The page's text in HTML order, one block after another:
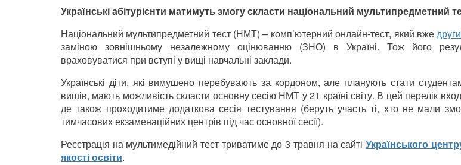
Українські абітурієнти матимуть змогу скласти національний мультипредметний
Національний мультипредметний тест (НМТ) – комп’ютерний онлайн-тест, який вже
заміною зовнішньому незалежному оцінюванню (ЗНО) в Україні. Тож його
враховуватися при вступі у вищі навчальні заклади.
Українські діти, які вимушено перебувають за кордоном, але планують стати
вишів, мають можливість скласти основну сесію НМТ у 21 країні світу. В цей перелік
де також проходитиме додаткова сесія тестування (беруть участь ті, хто не мали
тимчасових екзаменаційних центрів під час основної сесії).
Реєстрація на мультимедійний тест триватиме до 3 травня на сайті Українського
якості освіти.